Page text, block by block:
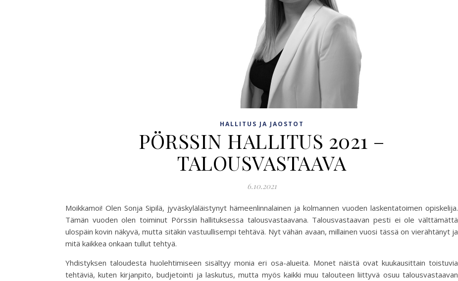
HALLITUS JA JAOSTOT
PÖRSSIN HALLITUS 2021 –
TALOUSVASTAAVA
6.10.2021
Moikkamoi! Olen Sonja Sipilä, jyväskyläläistynyt hämeenlinnalainen ja kolmannen vuoden laskentatoimen opiskelija.
Tämän vuoden olen toiminut Pörssin hallituksessa talousvastaavana. Talousvastaavan pesti ei ole välttämättä
ulospäin kovin näkyvä, mutta sitäkin vastuullisempi tehtävä. Nyt vähän avaan, millainen vuosi tässä on vierähtänyt ja
mitä kaikkea onkaan tullut tehtyä.
Yhdistyksen taloudesta huolehtimiseen sisältyy monia eri osa-alueita. Monet näistä ovat kuukausittain toistuvia
tehtäviä, kuten kirjanpito, budjetointi ja laskutus, mutta myös kaikki muu talouteen liittyvä osuu talousvastaavan